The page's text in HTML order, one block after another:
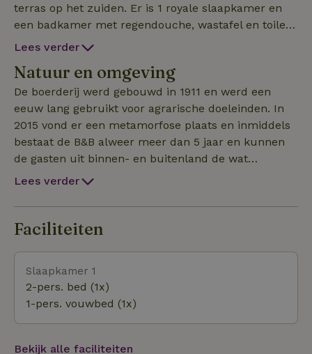
terras op het zuiden. Er is 1 royale slaapkamer en
een badkamer met regendouche, wastafel en toilet.
De keuken is uitgerust met vaatwasser,
Natuurlijk ontbreken een broodrooster, water koker
en koffieapparaat niet!
Lees verder
Natuur en omgeving
De boerderij werd gebouwd in 1911 en werd een
eeuw lang gebruikt voor agrarische doeleinden. In
2015 vond er een metamorfose plaats en inmiddels
bestaat de B&B alweer meer dan 5 jaar en kunnen
de gasten uit binnen- en buitenland de wat
afgelegen ligging waarderen. Van hieruit ben je zo
voormalig eiland Wieringen. Voor een bezoek aan
Landgoed Hoenderdaell ( met o.a. de
zelfs de dierengeluiden als de wolven-beren en
hyena’s gevoerd worden zitten we eersterangs....
Lees verder
Faciliteiten
Slaapkamer 1
2-pers. bed (1x)
1-pers. vouwbed (1x)
Bekijk alle faciliteiten